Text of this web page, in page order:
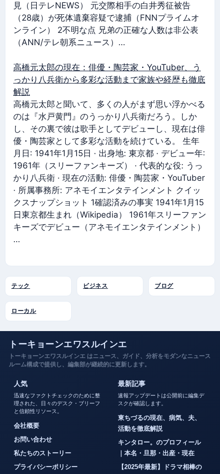
見（日テレNEWS） 元交際相手の白井秀征被告
（28歳）が死体遺棄容疑で逮捕（FNNプライムオ
ンライン） 2不明な点 兄弟の正確な人数は非公表
（ANN/テレ朝系ニュース）…
高橋元太郎の現在：俳優・陶芸家・YouTuber、う
っかり八兵衛から多彩な活動まで家族や経歴も徹底
解説
高橋元太郎と聞いて、多くの人がまず思い浮かべる
のは『水戸黄門』のうっかり八兵衛だろう。しか
し、その裏で彼は歌手としてデビューし、現在は俳
優・陶芸家として多彩な活動を続けている。 生年
月日: 1941年1月15日 · 出身地: 東京都 · デビュー年:
1961年（スリーファンキーズ） · 代表的な役: うっ
かり八兵衛 · 現在の活動: 俳優・陶芸家・YouTuber
· 所属事務所: アネモイエンタテインメント クイッ
クスナップショット 1確認済みの事実 1941年1月15
日東京都生まれ（Wikipedia） 1961年スリーファン
キーズでデビュー（アネモイエンタテインメント）
…
テック ビジネス ブログ
ローカル
トーキョーンエワスルインエ
トーキョーンエワスルインエ はニュース、ガイド、分析をモダンなニュース
ルーム構成で提供し、編集部が継続的に更新します。
人気
迅速なファクトチェックのために整
理された、日々のデスク・ブリーフ
と信頼性リソース。
会社概要
お問い合わせ
私たちのストーリー
プライバシーポリシー
最新記事
速報アップデートは公開前に編集デ
スクが確認します。
東ちづるの現在、病気、夫、
活動を徹底解説
キンタロー。のプロフィール
｜本名・旦那・出産・現在
【2025年最新】ドラマ相棒の